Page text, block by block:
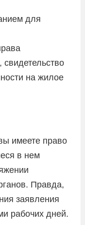
для
на жилое
имеете право
в нем
Правда,
заявления
рабочих дней.